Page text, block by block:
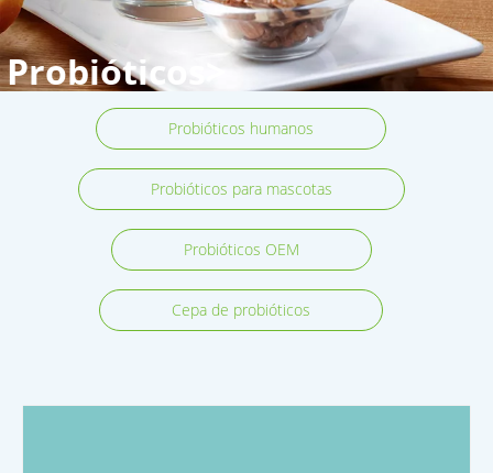
Probióticos>
Probióticos humanos
Probióticos para mascotas
Probióticos OEM
Cepa de probióticos